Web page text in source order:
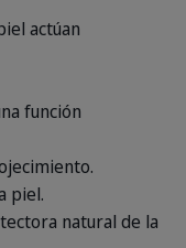
actúan
función
piel.
natural de la